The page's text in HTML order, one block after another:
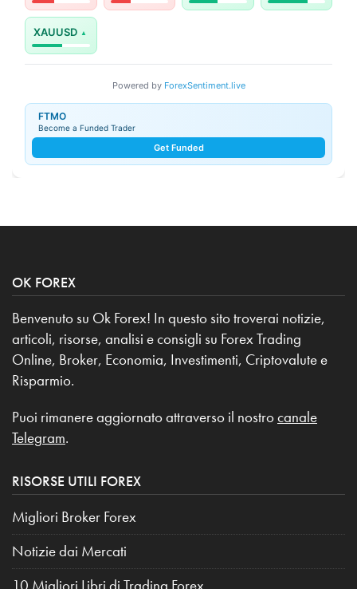
XAUUSD
Powered by ForexSentiment.live
FTMO
Become a Funded Trader
Get Funded
OK FOREX
Benvenuto su Ok Forex! In questo sito troverai notizie,
articoli, risorse, analisi e consigli su Forex Trading
Online, Broker, Economia, Investimenti, Criptovalute e
Risparmio.
Puoi rimanere aggiornato attraverso il nostro canale
Telegram.
RISORSE UTILI FOREX
Migliori Broker Forex
Notizie dai Mercati